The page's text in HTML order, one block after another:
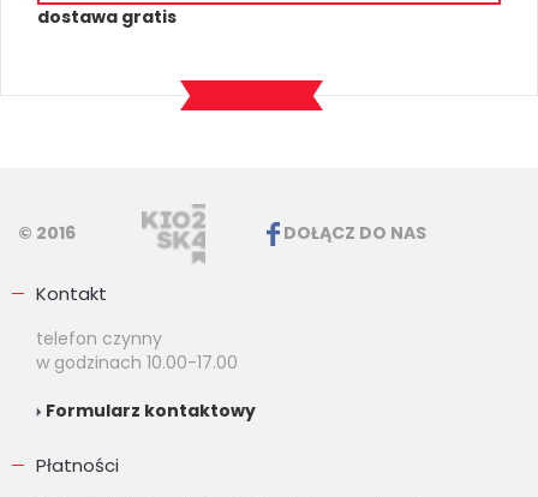
dostawa gratis
© 2016 DOŁĄCZ DO NAS
Kontakt
telefon czynny
w godzinach 10.00-17.00
Formularz kontaktowy
Płatności